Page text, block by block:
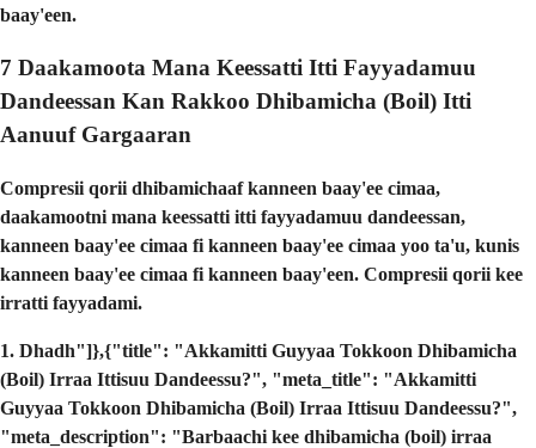
baay'een.
7 Daakamoota Mana Keessatti Itti Fayyadamuu
Dandeessan Kan Rakkoo Dhibamicha (Boil) Itti
Aanuuf Gargaaran
Compresii qorii dhibamichaaf kanneen baay'ee cimaa,
daakamootni mana keessatti itti fayyadamuu dandeessan,
kanneen baay'ee cimaa fi kanneen baay'ee cimaa yoo ta'u, kunis
kanneen baay'ee cimaa fi kanneen baay'een. Compresii qorii kee
irratti fayyadami.
1. Dhadh"]},{"title": "Akkamitti Guyyaa Tokkoon Dhibamicha
(Boil) Irraa Ittisuu Dandeessu?", "meta_title": "Akkamitti
Guyyaa Tokkoon Dhibamicha (Boil) Irraa Ittisuu Dandeessu?",
"meta_description": "Barbaachi kee dhibamicha (boil) irraa